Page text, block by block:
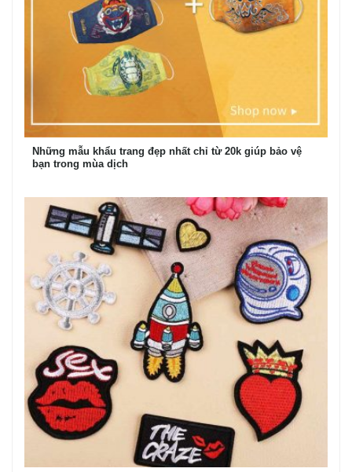
Những mẫu khẩu trang đẹp nhất chỉ từ 20k giúp bảo vệ
bạn trong mùa dịch